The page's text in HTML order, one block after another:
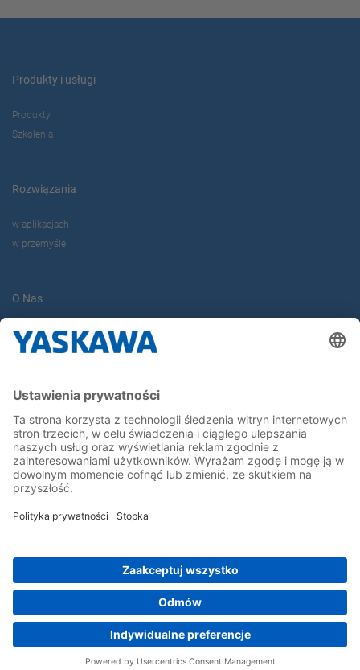
Produkty i usługi
Produkty
Szkolenia
Rozwiązania
w aplikacjach
w przemyśle
O Nas
Yaskawa Europe Gmbh
Yaskawa Polska
Kariera
Bądź z nami na bieżąco
Ogólne warunki dostaw i płatności
Stopka redakcyjna
Polityka prywatności
Cookie Choices
Whistleblowing
Yaskawa Europe GmbH